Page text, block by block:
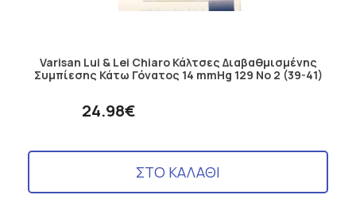
Varisan Lui & Lei Chiaro Κάλτσες Διαβαθμισμένης
Συμπίεσης Κάτω Γόνατος 14 mmHg 129 No 2 (39-41)
24.98€
ΣΤΟ ΚΑΛΑΘΙ